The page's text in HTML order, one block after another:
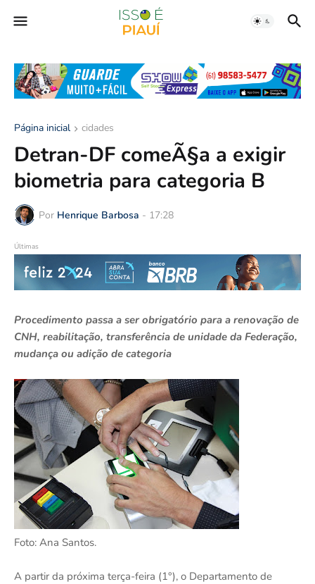
Página inicial cidades
Detran-DF comeÃ§a a exigir
biometria para categoria B
Por Henrique Barbosa - 17:28
Últimas
Procedimento passa a ser obrigatório para a renovação de
CNH, reabilitação, transferência de unidade da Federação,
mudança ou adição de categoria
Foto: Ana Santos.
A partir da próxima terça-feira (1°), o Departamento de